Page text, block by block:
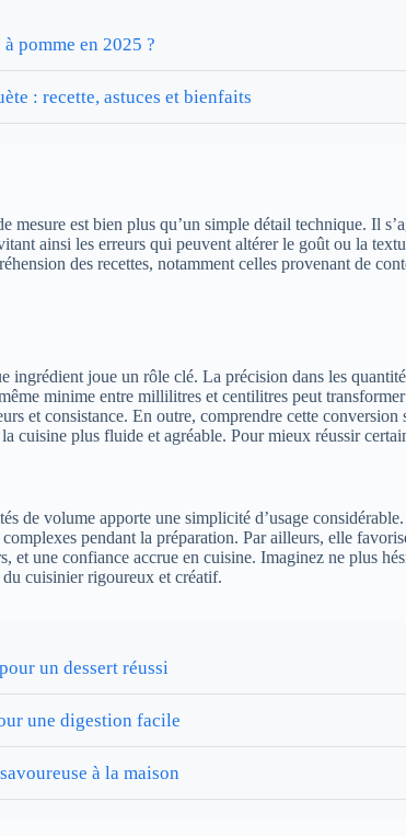
pomme en 2025 ?
: recette, astuces et bienfaits
mesure est bien plus qu’un simple détail technique. Il
ainsi les erreurs qui peuvent altérer le goût ou la
des recettes, notamment celles provenant de
ingrédient joue un rôle clé. La précision dans les
minime entre millilitres et centilitres peut
et consistance. En outre, comprendre cette
cuisine plus fluide et agréable. Pour mieux réussir
de volume apporte une simplicité d’usage
pendant la préparation. Par ailleurs, elle
et une confiance accrue en cuisine. Imaginez ne plus
cuisinier rigoureux et créatif.
un dessert réussi
une digestion facile
à la maison